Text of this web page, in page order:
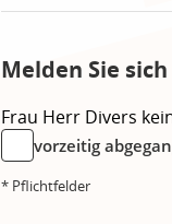
Melden Sie
Frau Herr Divers
vorzeitig
* Pflichtfelder